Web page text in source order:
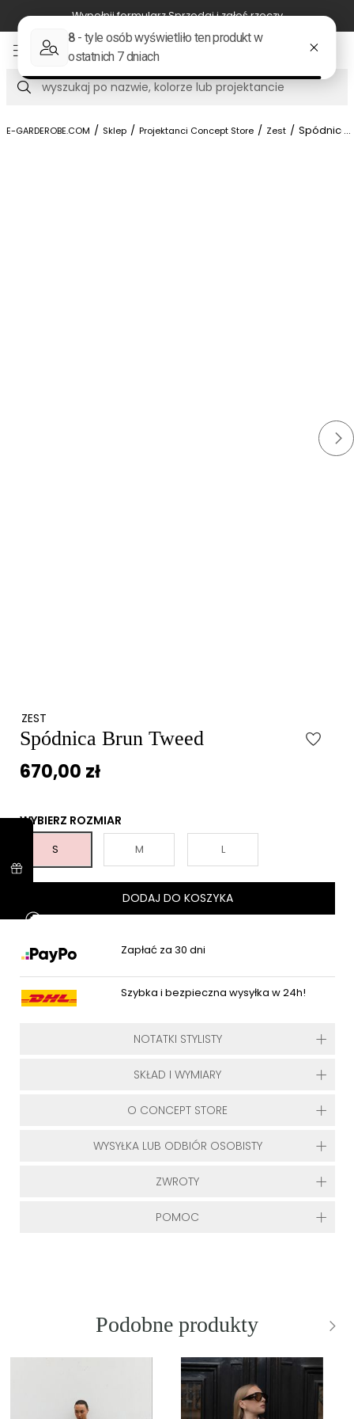
Wypełnij formularz Sprzedaj i zgłoś rzeczy
Szukaj
E-GARDEROBE.COM / Sklep / Projektanci Concept Store / Zest / Spódnica...
ZEST
Spódnica Brun Tweed
670,00 zł
WYBIERZ ROZMIAR
S M L
DODAJ DO KOSZYKA
Zapłać za 30 dni
Szybka i bezpieczna wysyłka w 24h!
NOTATKI STYLISTY
SKŁAD I WYMIARY
O CONCEPT STORE
WYSYŁKA LUB ODBIÓR OSOBISTY
ZWROTY
POMOC
Podobne produkty